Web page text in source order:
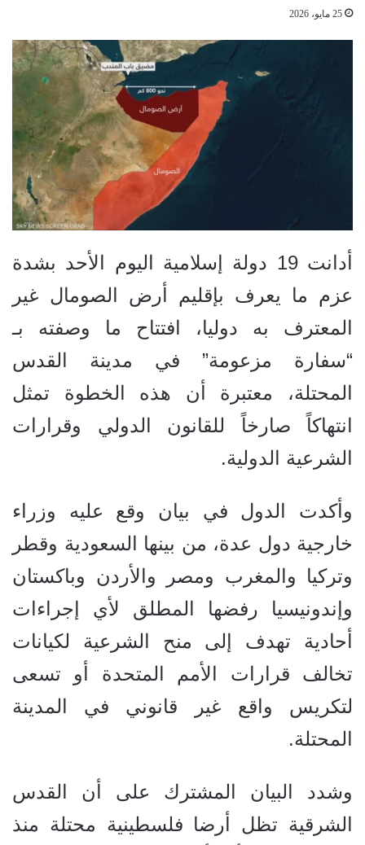
25 مايو، 2026
أدانت 19 دولة إسلامية اليوم الأحد بشدة
عزم ما يعرف بإقليم أرض الصومال غير
المعترف به دوليا، افتتاح ما وصفته بـ
“سفارة مزعومة” في مدينة القدس
المحتلة، معتبرة أن هذه الخطوة تمثل
انتهاكاً صارخاً للقانون الدولي وقرارات
الشرعية الدولية.
وأكدت الدول في بيان وقع عليه وزراء
خارجية دول عدة، من بينها السعودية وقطر
وتركيا والمغرب ومصر والأردن وباكستان
وإندونيسيا رفضها المطلق لأي إجراءات
أحادية تهدف إلى منح الشرعية لكيانات
تخالف قرارات الأمم المتحدة أو تسعى
لتكريس واقع غير قانوني في المدينة
المحتلة.
وشدد البيان المشترك على أن القدس
الشرقية تظل أرضا فلسطينية محتلة منذ